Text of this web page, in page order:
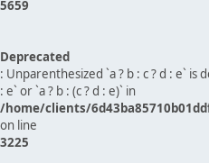
5659
Deprecated
: Unparenthesized `a ? b : c ? d : e` is
: e` or `a ? b : (c ? d : e)` in
/home/clients/
on line
3225